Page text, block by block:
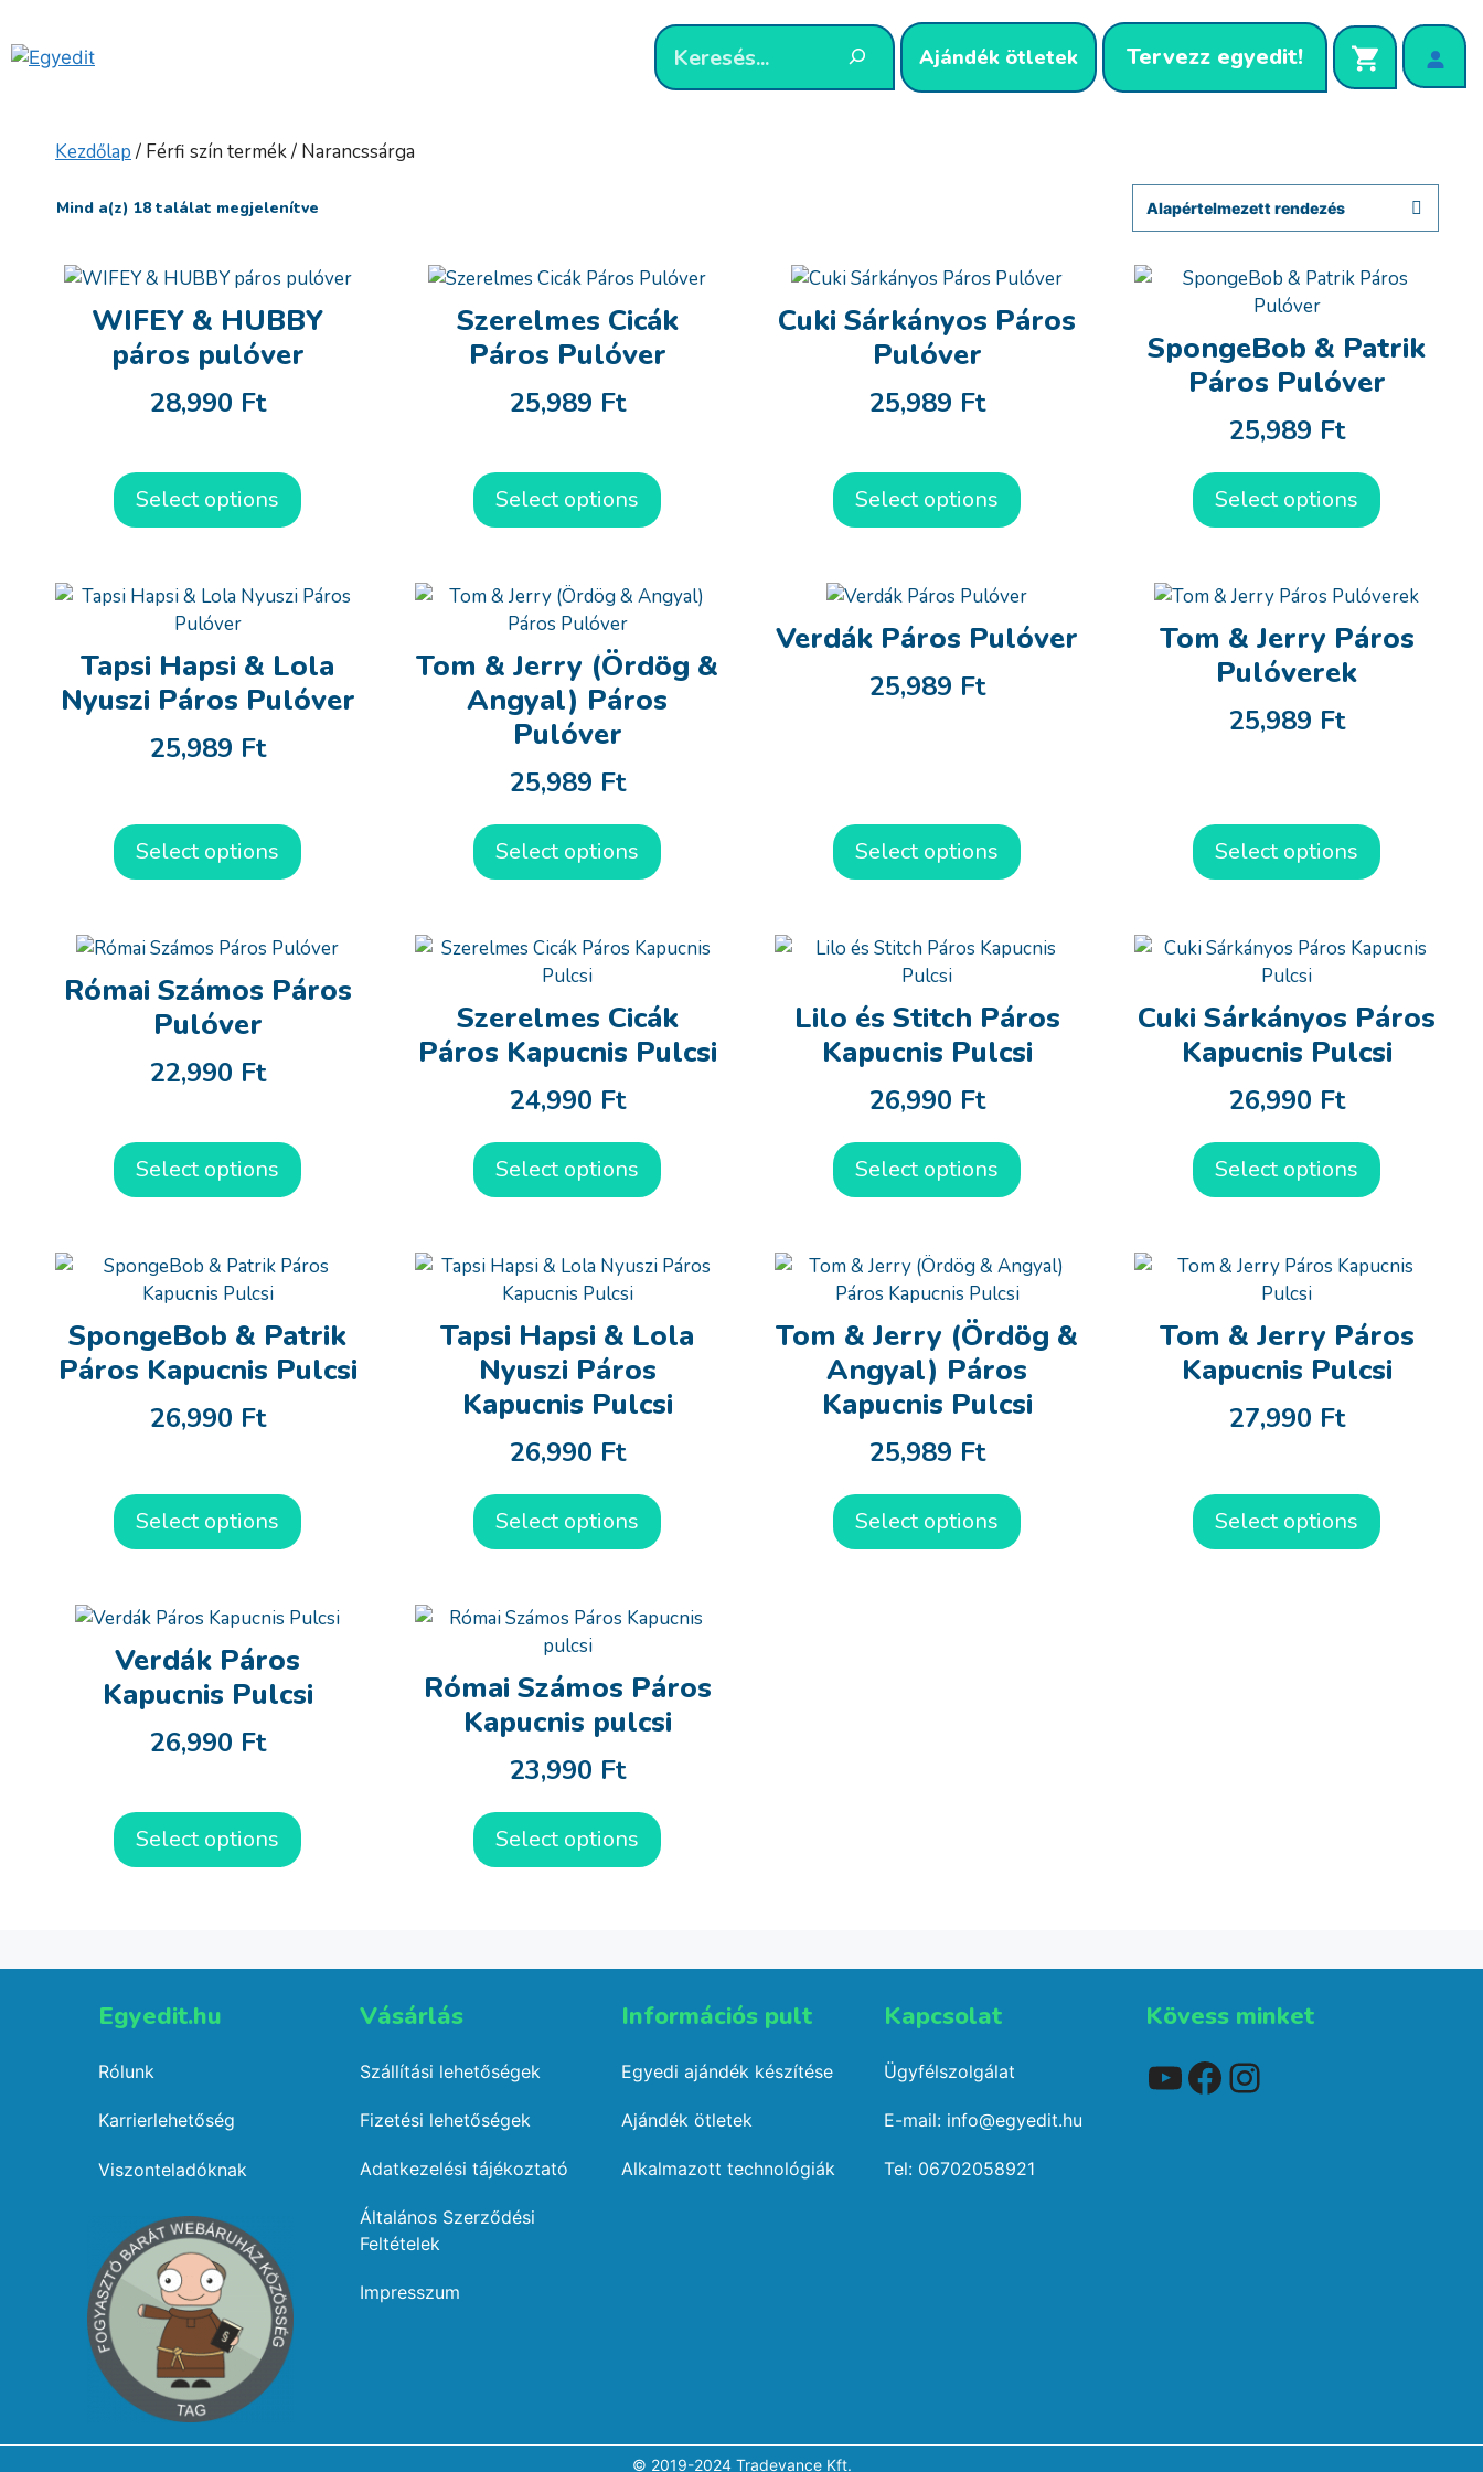
tartalomba
Ajándék ötletek Tervezz egyedit!
Kezdőlap/ Férfi szín termék / Narancssárga
Mind a(z) 18 találat megjelenítve
WIFEY & HUBBY
páros pulóver
28,990 Ft
Select options
Szerelmes Cicák
Páros Pulóver
25,989 Ft
Select options
Cuki Sárkányos Páros
Pulóver
25,989 Ft
Select options
SpongeBob & Patrik
Páros Pulóver
25,989 Ft
Select options
Tapsi Hapsi & Lola
Nyuszi Páros Pulóver
25,989 Ft
Select options
Tom & Jerry (Ördög &
Angyal) Páros
Pulóver
25,989 Ft
Select options
Verdák Páros Pulóver
25,989 Ft
Select options
Tom & Jerry Páros
Pulóverek
25,989 Ft
Select options
Római Számos Páros
Pulóver
22,990 Ft
Select options
Szerelmes Cicák
Páros Kapucnis Pulcsi
24,990 Ft
Select options
Lilo és Stitch Páros
Kapucnis Pulcsi
26,990 Ft
Select options
Cuki Sárkányos Páros
Kapucnis Pulcsi
26,990 Ft
Select options
SpongeBob & Patrik
Páros Kapucnis Pulcsi
26,990 Ft
Select options
Tapsi Hapsi & Lola
Nyuszi Páros
Kapucnis Pulcsi
26,990 Ft
Select options
Tom & Jerry (Ördög &
Angyal) Páros
Kapucnis Pulcsi
25,989 Ft
Select options
Tom & Jerry Páros
Kapucnis Pulcsi
27,990 Ft
Select options
Verdák Páros
Kapucnis Pulcsi
26,990 Ft
Select options
Római Számos Páros
Kapucnis pulcsi
23,990 Ft
Select options
Egyedit.hu
Rólunk
Karrierlehetőség
Viszonteladóknak
Vásárlás​
Szállítási lehetőségek
Fizetési lehetőségek
Adatkezelési tájékoztató
Általános Szerződési
Feltételek
Impresszum
Információs pult​
Egyedi ajándék készítése
Ajándék ötletek
Alkalmazott technológiák
Kapcsolat​
Ügyfélszolgálat
E-mail: info@egyedit.hu
Tel: 06702058921
Kövess minket
YouTube
Facebook
Instagram
© 2019-2024 Tradevance Kft.